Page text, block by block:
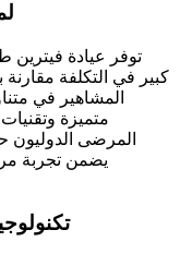
توفر عيادة فيترين
كبير في التكلفة
المشاهير في
متميزة
المرضى الدوليون
يضمن تجربة